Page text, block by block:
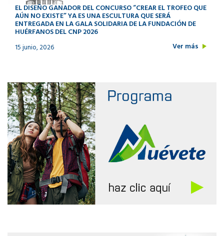
EL DISEÑO GANADOR DEL CONCURSO “CREAR EL TROFEO QUE
AÚN NO EXISTE” YA ES UNA ESCULTURA QUE SERÁ
ENTREGADA EN LA GALA SOLIDARIA DE LA FUNDACIÓN DE
HUÉRFANOS DEL CNP 2026
15 junio, 2026 Ver más